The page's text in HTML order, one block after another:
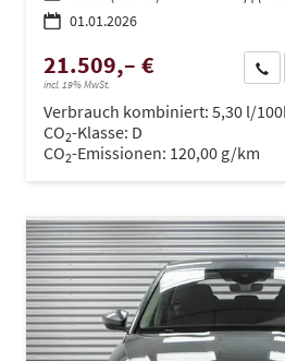
01.01.2026
21.509,– €
incl. 19% MwSt.
Verbrauch kombiniert: 5,30 l/
CO2-Klasse: D
CO2-Emissionen: 120,00 g/km